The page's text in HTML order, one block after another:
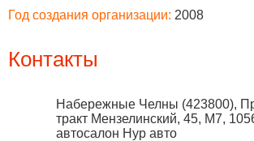
Год создания организации: 2008
Контакты
Набережные Челны (423800),
тракт Мензелинский, 45, М7,
автосалон Нур авто